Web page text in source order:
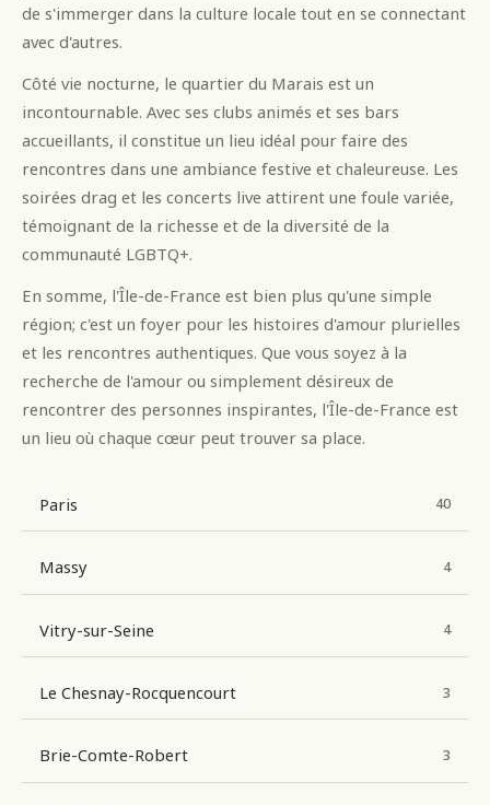
de s'immerger dans la culture locale tout en se connectant
avec d'autres.
Côté vie nocturne, le quartier du Marais est un
incontournable. Avec ses clubs animés et ses bars
accueillants, il constitue un lieu idéal pour faire des
rencontres dans une ambiance festive et chaleureuse. Les
soirées drag et les concerts live attirent une foule variée,
témoignant de la richesse et de la diversité de la
communauté LGBTQ+.
En somme, l'Île-de-France est bien plus qu'une simple
région; c'est un foyer pour les histoires d'amour plurielles
et les rencontres authentiques. Que vous soyez à la
recherche de l'amour ou simplement désireux de
rencontrer des personnes inspirantes, l'Île-de-France est
un lieu où chaque cœur peut trouver sa place.
Paris 40
Massy 4
Vitry-sur-Seine 4
Le Chesnay-Rocquencourt 3
Brie-Comte-Robert 3